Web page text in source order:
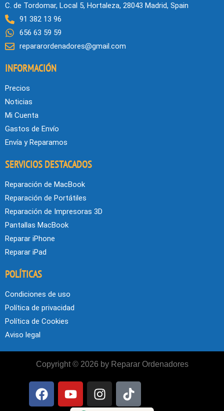
C. de Tordomar, Local 5, Hortaleza, 28043 Madrid, Spain
91 382 13 96
656 63 59 59
repararordenadores@gmail.com
INFORMACIÓN
Precios
Noticias
Mi Cuenta
Gastos de Envío
Envía y Reparamos
SERVICIOS DESTACADOS
Reparación de MacBook
Reparación de Portátiles
Reparación de Impresoras 3D
Pantallas MacBook
Reparar iPhone
Reparar iPad
POLÍTICAS
Condiciones de uso
Política de privacidad
Política de Cookies
Aviso legal
Copyright © 2026 by Reparar Ordenadores
F
a
Y
o
I
n
T
i